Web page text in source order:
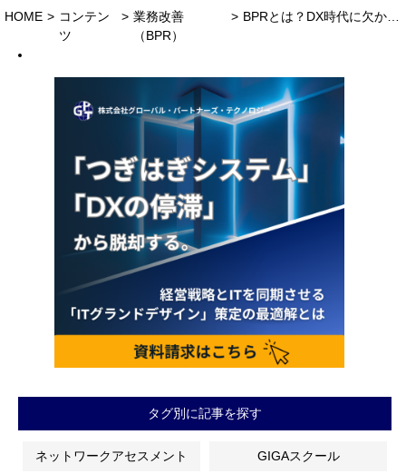
HOME > コンテン
ツ
> 業務改善
（BPR）
>
タグ別に記事を探す
ネットワークアセスメント GIGAスクール